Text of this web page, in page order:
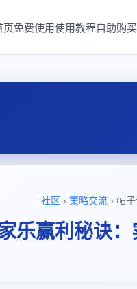
页免费使用使用教程自助购买
社区 › 策略交流 › 帖
乐赢利秘诀